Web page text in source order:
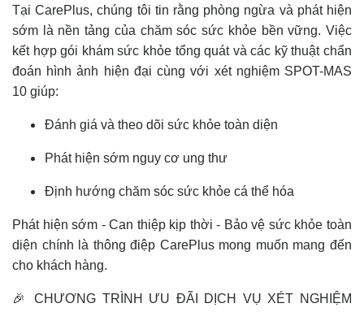
Tại CarePlus, chúng tôi tin rằng phòng ngừa và phát hiện
sớm là nền tảng của chăm sóc sức khỏe bền vững. Việc
kết hợp gói khám sức khỏe tổng quát và các kỹ thuật chẩn
đoán hình ảnh hiện đại cùng với xét nghiệm SPOT-MAS
10 giúp:
Đánh giá và theo dõi sức khỏe toàn diện
Phát hiện sớm nguy cơ ung thư
Định hướng chăm sóc sức khỏe cá thể hóa
Phát hiện sớm - Can thiệp kịp thời - Bảo vệ sức khỏe toàn
diện chính là thông điệp CarePlus mong muốn mang đến
cho khách hàng.
🎉 CHƯƠNG TRÌNH ƯU ĐÃI DỊCH VỤ XÉT NGHIỆM